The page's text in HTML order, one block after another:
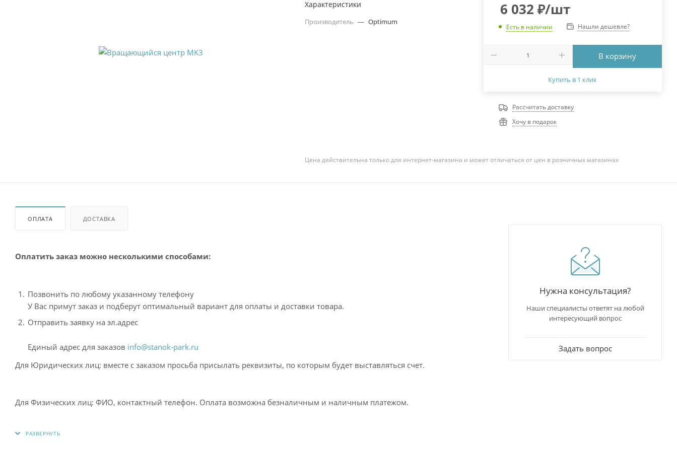
Характеристики
Производитель — Optimum
6 032 ₽/шт
Есть в наличии Нашли дешевле?
В корзину
Купить в 1 клик
Рассчитать доставку
Хочу в подарок
Цена действительна только для интернет-магазина и может отличаться от цен в розничных магазинах
ОПЛАТА ДОСТАВКА
Оплатить заказ можно несколькими способами:
Позвонить по любому указанному телефону
У Вас примут заказ и подберут оптимальный вариант для оплаты и доставки товара.
Отправить заявку на эл.адрес
Единый адрес для заказов info@stanok-park.ru
Для Юридических лиц: вместе с заказом просьба присылать реквизиты, по которым будет выставляться счет.
Для Физических лиц: ФИО, контактный телефон. Оплата возможна безналичным и наличным платежом.
Нужна консультация?
Наши специалисты ответят на любой
интересующий вопрос
Задать вопрос